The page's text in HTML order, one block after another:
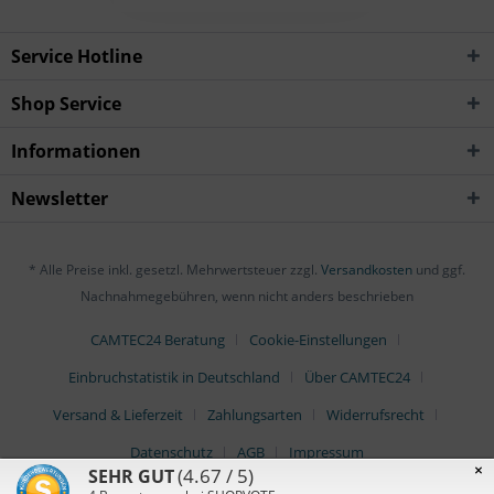
Service Hotline
Shop Service
Informationen
Newsletter
* Alle Preise inkl. gesetzl. Mehrwertsteuer zzgl. Versandkosten und ggf.
Nachnahmegebühren, wenn nicht anders beschrieben
CAMTEC24 Beratung
Cookie-Einstellungen
Einbruchstatistik in Deutschland
Über CAMTEC24
Versand & Lieferzeit
Zahlungsarten
Widerrufsrecht
Datenschutz
AGB Impressum
×
SEHR GUT(4.67 / 5)